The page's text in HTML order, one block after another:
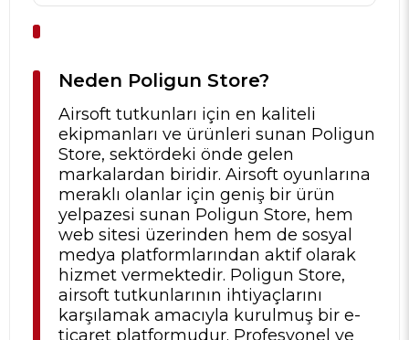
Neden Poligun Store?
Airsoft tutkunları için en kaliteli
ekipmanları ve ürünleri sunan Poligun
Store, sektördeki önde gelen
markalardan biridir. Airsoft oyunlarına
meraklı olanlar için geniş bir ürün
yelpazesi sunan Poligun Store, hem
web sitesi üzerinden hem de sosyal
medya platformlarından aktif olarak
hizmet vermektedir. Poligun Store,
airsoft tutkunlarının ihtiyaçlarını
karşılamak amacıyla kurulmuş bir e-
ticaret platformudur. Profesyonel ve